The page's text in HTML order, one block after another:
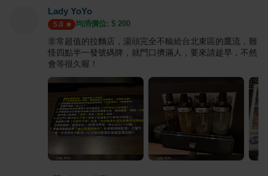
Lady YoYo
5.0 均消價位: $ 200
非常超值的拉麵店，湯頭完全不輸給台北東區的鷹流，難
怪四點半一發號碼牌，就門口擠滿人，要來請趁早，不然
會等很久喔！